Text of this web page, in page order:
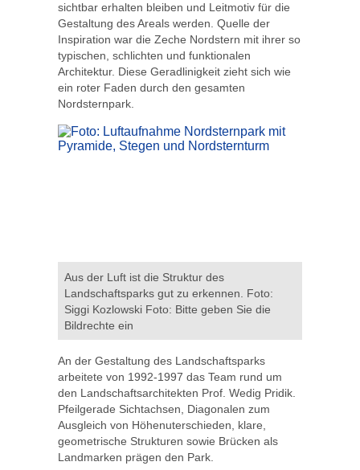
sichtbar erhalten bleiben und Leitmotiv für die
Gestaltung des Areals werden. Quelle der
Inspiration war die Zeche Nordstern mit ihrer so
typischen, schlichten und funktionalen
Architektur. Diese Geradlinigkeit zieht sich wie
ein roter Faden durch den gesamten
Nordsternpark.
Aus der Luft ist die Struktur des
Landschaftsparks gut zu erkennen. Foto:
Siggi Kozlowski Foto: Bitte geben Sie die
Bildrechte ein
An der Gestaltung des Landschaftsparks
arbeitete von 1992-1997 das Team rund um
den Landschaftsarchitekten Prof. Wedig Pridik.
Pfeilgerade Sichtachsen, Diagonalen zum
Ausgleich von Höhenuterschieden, klare,
geometrische Strukturen sowie Brücken als
Landmarken prägen den Park.